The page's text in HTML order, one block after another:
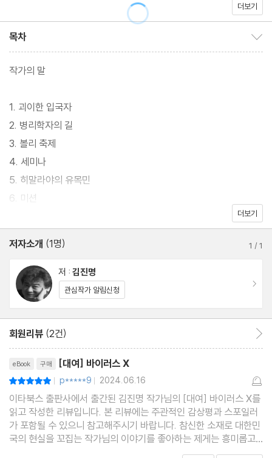
이번에 이타북스에서 발간한 소설 『바이러스 X』는 그러한 그의 장
점이 오롯이 드러난 역작이다. 타의 추종을 불허하는 현실 감각과 자
연과학과 인문사회학을 넘나드는 광대하고 해박한 지식, 속도감 넘
치는 문장으로 미증유의 팬데믹 사태에 봉착한 지구촌의 현실을 보
래를 예견하며 그 속에서 인류의 나아갈 길을 제시하는 문제작이다.
이 소설은 재미교포 로비스트인 이정한과 한국인 병리학자 조연수
의 운명적인 만남과 두 사람의 활약으로 인류에 치명적일 수 있는 미
지의 바이러스 X를 발견하고, 시스템 반도체 기술을 통해 바이러스
를 체외에서 검출해내는 방법을 전 인류에 보급하는 과정을 그리고
있다.
작가 김진명은 ‘작가의 말’을 통해 “바이러스는 네 종류의 염기가 한
줄로 이어진 약 3만 바이트의 데이터일 뿐.”이라며 “이러한 인식의
전환만 이루면 바이러스와의 전쟁을 손쉽게 이긴다는 강한 확신을
갖고 이 글을 썼다.”라고 말했다. 또한 “나는 이 책을 통해 인류의 나
아갈 길에 대한 인식을 독자들과 같이하고 싶다. 치명적 바이러스들
이 불결한 환경에 노출된 지역에서 집중적으로 생겨나고 있다. 코비
드19를 통해 우리는 바이러스가 지구 어느 곳에서 생기든 순식간에
피할 수 없을 뿐 아니라 인류문명의 붕괴와 인간성의 상실을 초래할
뿐이다. 팬데믹은 약자와의 동행만이 인류가 나아갈 길임을 가리키
는 마지막 이정표인 것이다.”라고 말했다.
더보기
목차
작가의 말
1. 괴이한 입국자
2. 병리학자의 길
3. 볼리 축제
4. 세미나
5. 히말라야의 유목민
6. 미션
9. PRRA의 진실
10. 알 수 없는 병
11. 산업스파이
15. 공안서장
16. 솔크연구소
17. 이기적 유전자
18. 우연과 필연
19. 최후의 시계
더보기
저자소개 (1명) 1 /1
저 : 김진명
관심작가 알림신청
회원리뷰 (2건)
eBook 구매 [대여] 바이러스 X
| p*****9 | 2024.06.16
이타북스 출판사에서 출간된 김진명 작가님의 [대여] 바이러스 X를
읽고 작성한 리뷰입니다. 본 리뷰에는 주관적인 감상평과 스포일러
가 포함될 수 있으니 참고해주시기 바랍니다. 참신한 소재로 대한민
국의 현실을 꼬집는 작가님의 이야기를 좋아하는 제게는 흥미롭고